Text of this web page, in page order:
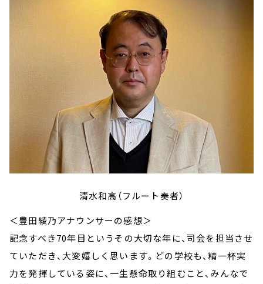
清水和高（フルート奏者）
＜豊田綾乃アナウンサーの感想＞
記念すべき70年目というその大切な年に、司会を担当させ
ていただき、大変嬉しく思います。どの学校も、精一杯実
力を発揮している姿に、一生懸命取り組むこと、みんなで